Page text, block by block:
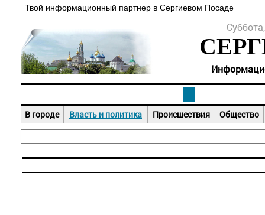
Твой информационный партнер в Сергиевом Посаде
В городе Власть и политика Происшествия Общество